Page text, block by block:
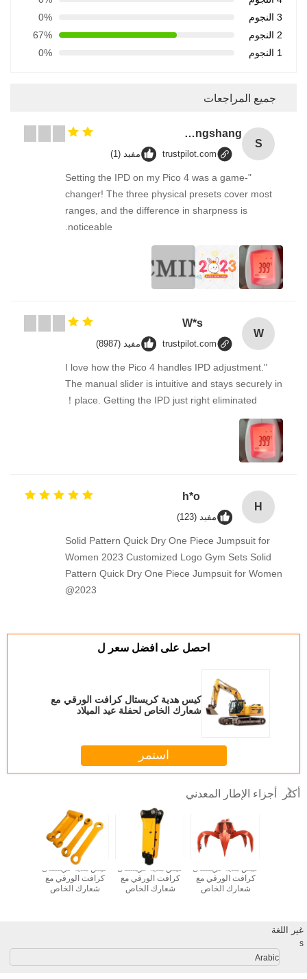
3 النجوم
0%
2 النجوم
67%
1 النجوم
0%
جميع المراجعات
S
Songshang
trustpilot.com مفيد (1)
"Setting the IPD on my Pico 4 was a game-
changer! The three physical presets cover most
ranges, and the difference in sharpness is
noticeable.
W
W*s
trustpilot.com مفيد (8987)
"I love how the Pico 4 handles IPD adjustment.
The manual slider is intuitive and stays securely in
place. Getting the IPD just right eliminated！
H
h*o
مفيد (123)
Solid Pattern Quick Dry One Piece Jumpsuit for
Women 2023 Customized Logo Gym Sets Solid
Pattern Quick Dry One Piece Jumpsuit for Women
2023@
احصل على افضل سعر ل
كيس هدية كريستال كرافت الورقي مع
شعارك الخاص لحفلة عيد الميلاد
استمر
أكثر أجزاء الإطار المعدني
كيس هدية كريستال
كرافت الورقي مع
شعارك الخاص
كيس هدية كريستال
كرافت الورقي مع
شعارك الخاص
كيس هدية كريستال
كرافت الورقي مع
شعارك الخاص
غير اللغة
s
Arabic